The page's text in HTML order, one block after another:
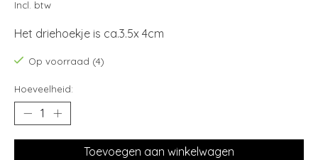
Incl. btw
Het driehoekje is ca.3.5x 4cm
Op voorraad (4)
Hoeveelheid:
Toevoegen aan winkelwagen